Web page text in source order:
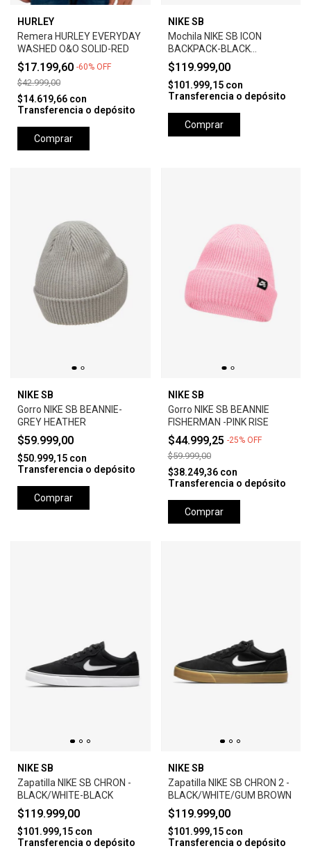
HURLEY
Remera HURLEY EVERYDAY
WASHED O&O SOLID-RED
$17.199,60 -60% OFF
$42.999,00
$14.619,66 con
Transferencia o depósito
Comprar
NIKE SB
Mochila NIKE SB ICON
BACKPACK-BLACK
ANTHRACITE
$119.999,00
$101.999,15 con
Transferencia o depósito
Comprar
NIKE SB
Gorro NIKE SB BEANNIE-
GREY HEATHER
$59.999,00
$50.999,15 con
Transferencia o depósito
Comprar
NIKE SB
Gorro NIKE SB BEANNIE
FISHERMAN -PINK RISE
$44.999,25 -25% OFF
$59.999,00
$38.249,36 con
Transferencia o depósito
Comprar
NIKE SB
Zapatilla NIKE SB CHRON -
BLACK/WHITE-BLACK
$119.999,00
$101.999,15 con
Transferencia o depósito
NIKE SB
Zapatilla NIKE SB CHRON 2 -
BLACK/WHITE/GUM BROWN
$119.999,00
$101.999,15 con
Transferencia o depósito